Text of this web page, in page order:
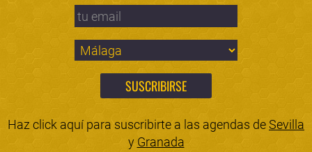
Haz click aquí para suscribirte a las agendas deSevilla
y Granada